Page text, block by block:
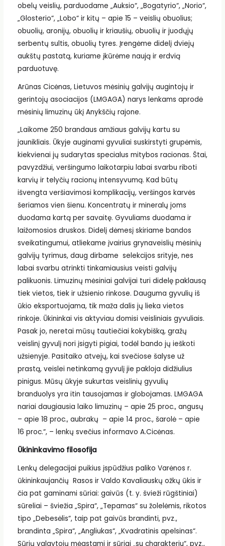
obelų veislių, parduodame „Auksio“, „Bogatyrio“, „Norio“,
„Glosterio“, „Lobo“ ir kitų – apie 15 – veislių obuolius;
obuolių, aronijų, obuolių ir kriaušių, obuolių ir juodųjų
serbentų sultis, obuolių tyres. Įrengėme didelį dviejų
aukštų pastatą, kuriame įkūrėme naują ir erdvią
parduotuvę.
Arūnas Cicėnas, Lietuvos mėsinių galvijų augintojų ir
gerintojų asociacijos (LMGAGA) narys lenkams aprodė
mėsinių limuzinų ūkį Anykščių rajone.
„Laikome 250 brandaus amžiaus galvijų kartu su
jaunikliais. Ūkyje auginami gyvuliai suskirstyti grupėmis,
kiekvienai jų sudarytas specialus mitybos racionas. Štai,
pavyzdžiui, veršingumo laikotarpiu labai svarbu riboti
karvių ir telyčių racionų intensyvumą. Kad būtų
išvengta veršiavimosi komplikacijų, veršingos karvės
šeriamos vien šienu. Koncentratų ir mineralų joms
duodama kartą per savaitę. Gyvuliams duodama ir
laižomosios druskos. Didelį dėmesį skiriame bandos
sveikatingumui, atliekame įvairius grynaveislių mėsinių
galvijų tyrimus, daug dirbame selekcijos srityje, nes
labai svarbu atrinkti tinkamiausius veisti galvijų
palikuonis. Limuzinų mėsiniai galvijai turi didelę paklausą
tiek vietos, tiek ir užsienio rinkose. Dauguma gyvulių iš
ūkio eksportuojama, tik maža dalis jų lieka vietos
rinkoje. Ūkininkai vis aktyviau domisi veisliniais gyvuliais.
Pasak jo, neretai mūsų tautiečiai kokybišką, gražų
veislinį gyvulį nori įsigyti pigiai, todėl bando jų ieškoti
užsienyje. Pasitaiko atvejų, kai svečiose šalyse už
prastą, veislei netinkamą gyvulį jie pakloja didžiulius
pinigus. Mūsų ūkyje sukurtas veislinių gyvulių
branduolys yra itin tausojamas ir globojamas. LMGAGA
nariai daugiausia laiko limuzinų – apie 25 proc., angusų
– apie 18 proc., aubrakų – apie 14 proc., šarolė – apie
16 proc.“, – lenkų svečius informavo A.Cicėnas.
Ūkininkavimo filosofija
Lenkų delegacijai puikius įspūdžius paliko Varėnos r.
ūkininkaujančių Rasos ir Valdo Kavaliauskų ožkų ūkis ir
čia pat gaminami sūriai: gaivūs (t. y. švieži rūgštiniai)
sūreliai – šviežia „Spira“, „Tepamas“ su žolelėmis, rikotos
tipo „Debesėlis“, taip pat gaivūs brandinti, pvz.,
brandinta „Spira“, „Angliukas“, „Kvadratinis apelsinas“.
Sūrių valgytojų mėgstami ir sūriai „su charakteriu“, pvz.,